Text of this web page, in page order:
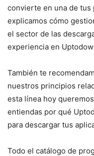
convierte en una de tus
explicamos cómo
el sector de las
experiencia en
También te
nuestros principios
esta línea hoy
entiendas por qué
para descargar tus
Todo el catálogo de